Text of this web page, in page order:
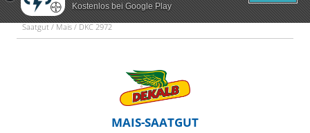
Kostenlos bei Google Play
Saatgut / Mais / DKC 2972
MAIS-SAATGUT